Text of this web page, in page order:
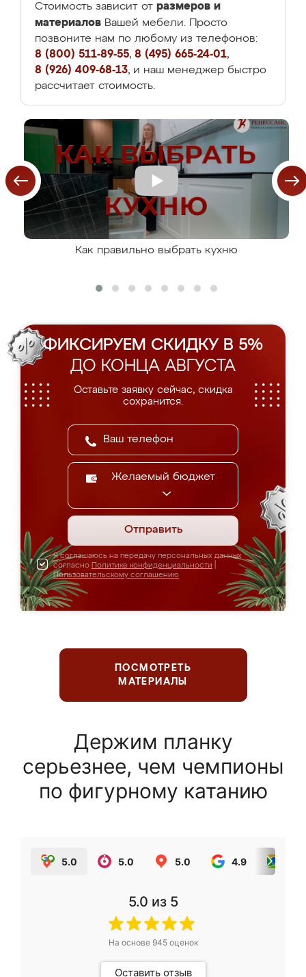
Стоимость зависит от размеров и
материалов Вашей мебели. Просто
позвоните нам по любому из телефонов:
8 (800) 511-89-55, 8 (495) 665-24-01,
8 (926) 409-68-13, и наш менеджер быстро
рассчитает стоимость.
Как правильно выбрать кухню
ФИКСИРУЕМ СКИДКУ В 5%
ДО КОНЦА АВГУСТА
Оставьте заявку сейчас, скидка
сохранится.
Желаемый бюджет
Отправить
Я соглашаюсь на передачу персональных данных
согласно Политике конфиденциальности
Пользовательскому соглашению
ПОСМОТРЕТЬ
МАТЕРИАЛЫ
Держим планку
серьезнее, чем чемпионы
по фигурному катанию
5.0 5.0 5.0 4.9
5.0 из 5
На основе 945оценок
Оставить отзыв